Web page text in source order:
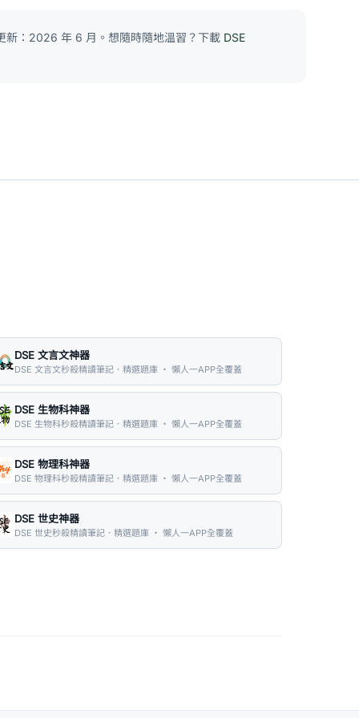
新：2026 年 6 月。想隨時隨地溫習？下載 DSE
DSE 文言文神器
DSE 文言文秒殺精讀筆記．精選題庫 ・ 懶人一APP全覆蓋
DSE 生物科神器
DSE 生物科秒殺精讀筆記．精選題庫 ・ 懶人一APP全覆蓋
DSE 物理科神器
DSE 物理科秒殺精讀筆記．精選題庫 ・ 懶人一APP全覆蓋
DSE 世史神器
DSE 世史秒殺精讀筆記．精選題庫 ・ 懶人一APP全覆蓋